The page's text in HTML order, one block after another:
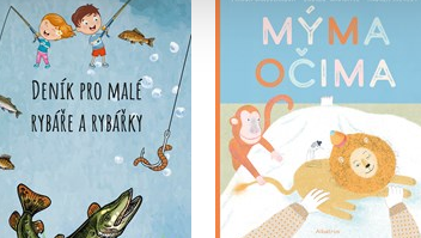
Deník pro malé rybáře
a rybářky
Michaela Hrušková
Do košíku
Mýma očima
Magda Garguláková
Do košíku